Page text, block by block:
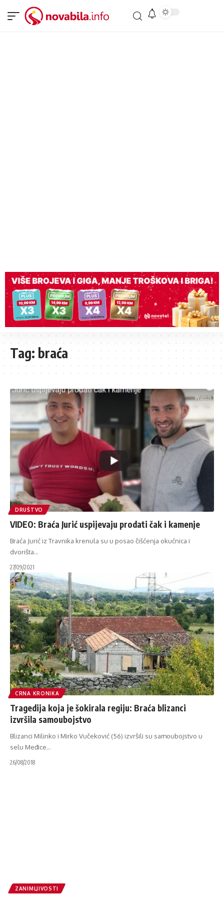
Tag: braća
DRUŠTVO
VIDEO: Braća Jurić uspijevaju prodati čak i kamenje
Braća Jurić iz Travnika krenula su u posao čišćenja okućnica i
dvorišta…
27/09/2021
CRNA KRONIKA
Tragedija koja je šokirala regiju: Braća blizanci
izvršila samoubojstvo
Blizanci Milinko i Mirko Vučeković (56) izvršili su samoubojstvo u
selu Međice…
26/08/2018
ZANIMLJIVOSTI